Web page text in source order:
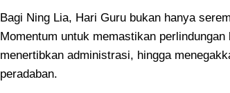
Bagi Ning Lia, Hari Guru bukan hanya
Momentum untuk memastikan
menertibkan administrasi, hingga
peradaban.